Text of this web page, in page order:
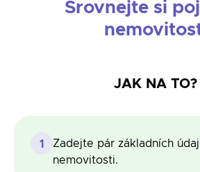
Srovnejte si
JAK NA TO?
1
Zadejte pár základních
nemovitosti.